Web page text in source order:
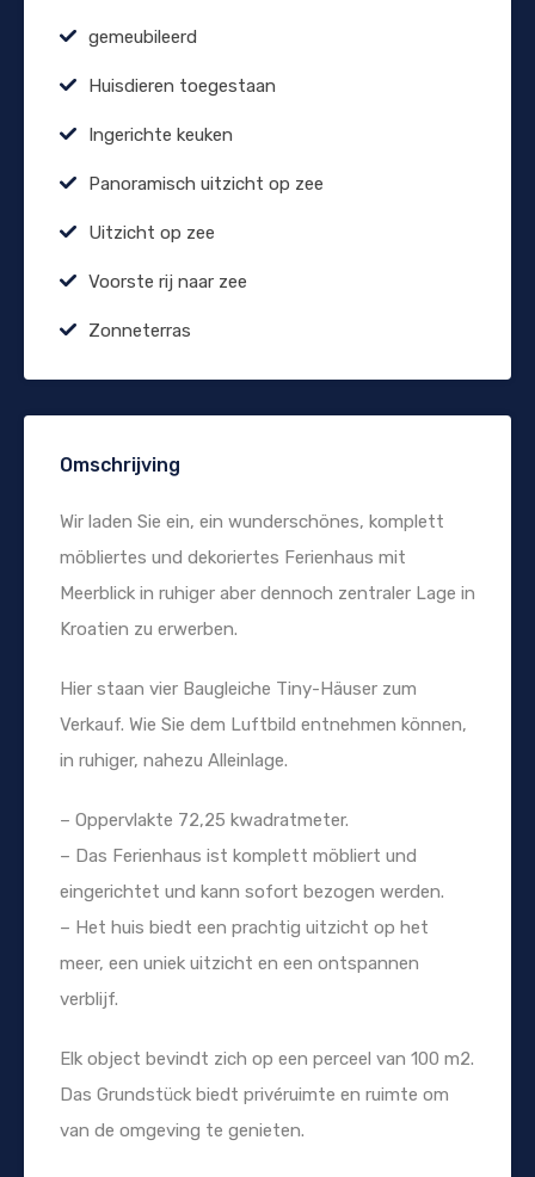
gemeubileerd
Huisdieren toegestaan
Ingerichte keuken
Panoramisch uitzicht op zee
Uitzicht op zee
Voorste rij naar zee
Zonneterras
Omschrijving
Wir laden Sie ein, ein wunderschönes, komplett
möbliertes und dekoriertes Ferienhaus mit
Meerblick in ruhiger aber dennoch zentraler Lage in
Kroatien zu erwerben.
Hier staan vier Baugleiche Tiny-Häuser zum
Verkauf. Wie Sie dem Luftbild entnehmen können,
in ruhiger, nahezu Alleinlage.
– Oppervlakte 72,25 kwadratmeter.
– Das Ferienhaus ist komplett möbliert und
eingerichtet und kann sofort bezogen werden.
– Het huis biedt een prachtig uitzicht op het
meer, een uniek uitzicht en een ontspannen
verblijf.
Elk object bevindt zich op een perceel van 100 m2.
Das Grundstück biedt privéruimte en ruimte om
van de omgeving te genieten.